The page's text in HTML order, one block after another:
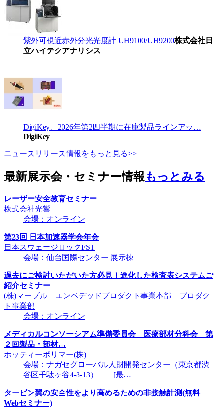
紫外可視近赤外分光光度計 UH9100/UH9200株式会社日
立ハイテクアナリシス
DigiKey、2026年第2四半期に在庫製品ラインアッ…
DigiKey
ニュースリリース情報をもっと見る>>
最新展示会・セミナー情報もっとみる
レーザー安全教育セミナー
株式会社光響
会場：オンライン
第23回 日本加速器学会年会
日本スウェージロックFST
会場：仙台国際センター 展示棟
過去にご検討いただいた方必見！進化した検査表システムご
紹介セミナー
(株)マーブル エンベデッドプロダクト事業本部 プロダク
ト事業部
会場：オンライン
メディカルコンソーシアム準備委員会 医療部材分科会 第
２回製品・部材…
ホッティーポリマー(株)
会場：ナガセグローバル人財開発センター（東京都渋
谷区千駄ヶ谷4-8-13） [最…
タービン翼の安全性をより高めるための非接触計測(無料
Webセミナー)